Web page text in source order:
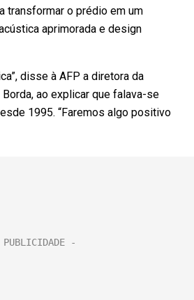
transformar o prédio em um
aprimorada e design
disse à AFP a diretora da
Borda, ao explicar que falava-se
1995. “Faremos algo positivo